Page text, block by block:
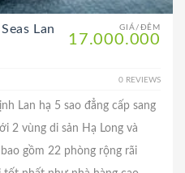
GIÁ/ĐÊM
17.000.000
Lan
0 REVIEWS
Lan hạ 5 sao đẳng cấp sang
2 vùng di sản Hạ Long và
gồm 22 phòng rộng rãi